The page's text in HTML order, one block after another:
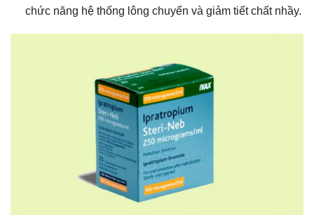
chức năng hệ thống lông chuyển và giảm tiết chất nhầy.